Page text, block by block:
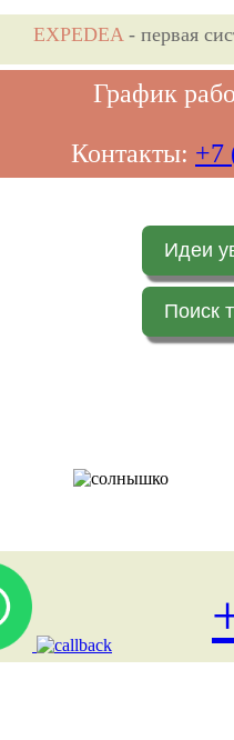
EXPEDEA- первая
График
Контакты: +7
Идеи
Поиск